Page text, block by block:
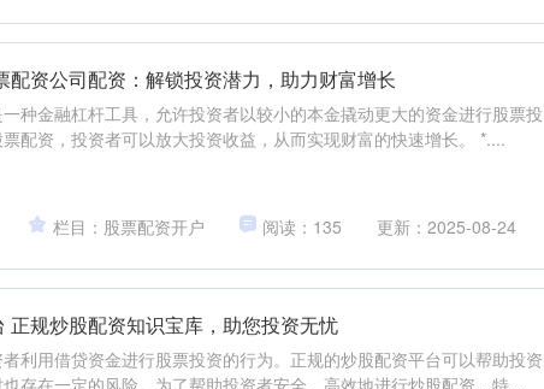
配资公司配资：解锁投资潜力，助力财富增长
种金融杠杆工具，允许投资者以较小的本金撬动更大的资金进行股票投
配资，投资者可以放大投资收益，从而实现财富的快速增长。 *....
栏目：股票配资开户 阅读：135 更新：2025-08-24
正规炒股配资知识宝库，助您投资无忧
利用借贷资金进行股票投资的行为。正规的炒股配资平台可以帮助投资
存在一定的风险。为了帮助投资者安全、高效地进行炒股配资，特....